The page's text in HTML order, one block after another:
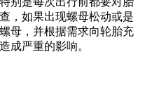
，如果出现螺母松动或是
母，并根据需求向轮胎充
成严重的影响。